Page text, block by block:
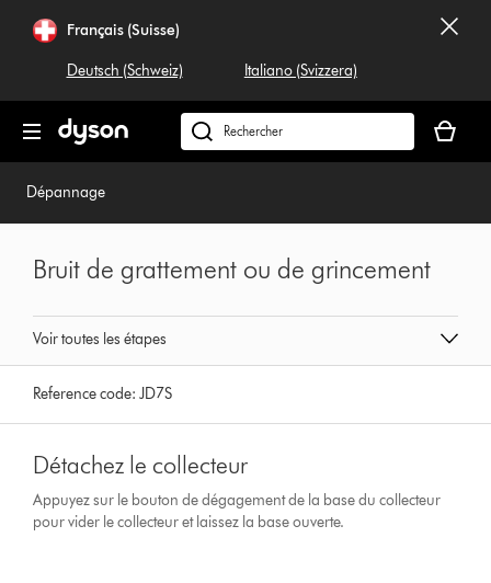
Français (Suisse)
Deutsch (Schweiz) Italiano (Svizzera)
Rechercher
dyson.ch
panier
est
Dépannage
Voir toutes les étapes
Bruit de grattement ou de grincement
Reference code:JD7S
Détachez le collecteur
Appuyez sur le bouton de dégagement de la base du collecteur
pour vider le collecteur et laissez la base ouverte.